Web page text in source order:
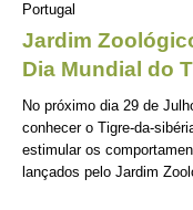
Portugal
Jardim
Dia Mundial do
No próximo dia 29 de
conhecer o Tigre-da-
estimular os
lançados pelo Jardim